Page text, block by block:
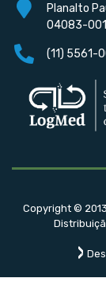
Planalto
04083-001
(11) 5561-
Copyright ©